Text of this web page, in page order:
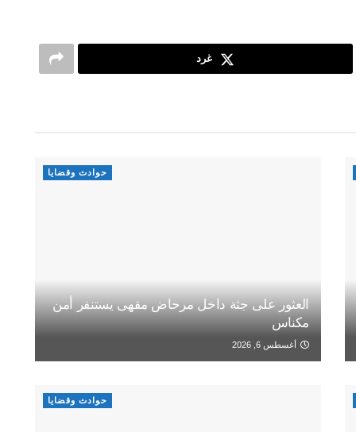
غرد
حوادث وقضايا
العثور على جثة داخل مرحاض مقهى يستنفر أمن
مكناس
أغسطس 6, 2026
حوادث وقضايا